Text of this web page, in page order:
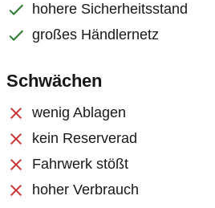
hohere Sicherheitsstand
großes Händlernetz
Schwächen
wenig Ablagen
kein Reserverad
Fahrwerk stößt
hoher Verbrauch